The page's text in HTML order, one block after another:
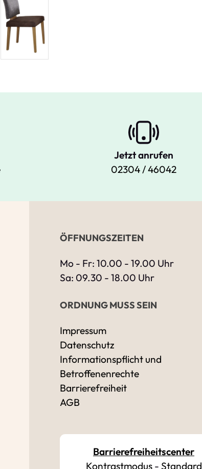
Jetzt anrufen
02304 / 46042
ÖFFNUNGSZEITEN
Mo - Fr: 10.00 - 19.00 Uhr
Sa: 09.30 - 18.00 Uhr
ORDNUNG MUSS SEIN
Impressum
Datenschutz
Informationspflicht und
Betroffenenrechte
Barrierefreiheit
AGB
Barrierefreiheitscenter
Kontrastmodus- Standard